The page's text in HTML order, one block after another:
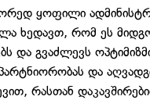
ყოფილი
ხედავთ, რომ ეს
და გვაძლევს
და
რასთან